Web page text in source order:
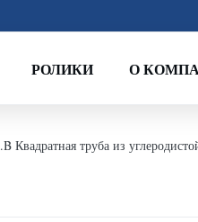
РОЛИКИ О
Квадратная труба из